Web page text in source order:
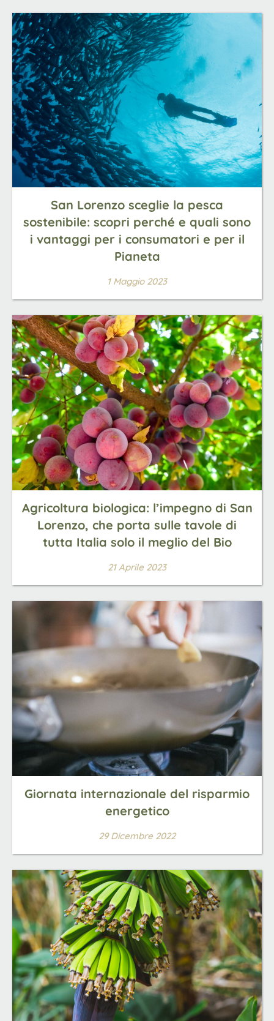
San Lorenzo sceglie la pesca
sostenibile: scopri perché e quali sono
i vantaggi per i consumatori e per il
Pianeta
1 Maggio 2023
Agricoltura biologica: l’impegno di San
Lorenzo, che porta sulle tavole di
tutta Italia solo il meglio del Bio
21 Aprile 2023
Giornata internazionale del risparmio
energetico
29 Dicembre 2022